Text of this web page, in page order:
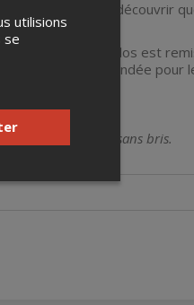
Québec et à découvrir
et un sac à dos est
est recommandée pour
en bon état et sans bris.
utilisions
se